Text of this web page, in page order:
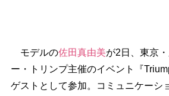
モデルの佐田真由美が2日、東京
ー・トリンプ主催のイベント『
ゲストとして参加。コミュニケーシ